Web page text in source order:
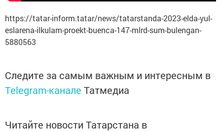
https://tatar-inform.tatar/news/tatarstanda-2023-elda-yul-
eslarena-ilkulam-proekt-buenca-147-mlrd-sum-bulengan-
5880563
Следите за самым важным и интересным в
Telegram-канале Татмедиа
Читайте новости Татарстана в